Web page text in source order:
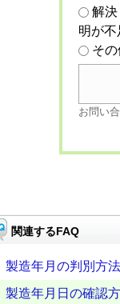
解
明が
そ
お問い
関連するFAQ
製造年月の判別方法
製造年月日の確認